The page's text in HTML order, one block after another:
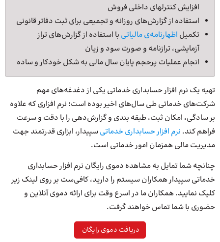
افزایش کنترلهای داخلی فروش
استفاده از گزارش‌های روزانه و تجمیعی برای ثبت دفاتر قانونی
تکمیل اظهارنامه‌ی مالیاتی با استفاده از گزارش‌های تراز
آزمایشی، ترازنامه و صورت سود و زیان
انجام عملیات پرحجم پایان سال مالی به ‌شکل خودکار و ساده
تهیه یک نرم‌ افزار حسابداری خدماتی یکی از دغدغه‌های مهم
شرکت‌های خدماتی طی سال‌های اخیر بوده است؛ نرم افزاری که علاوه
بر سادگی، امکان ثبت، طبقه بندی و گزارش‌دهی را با دقت و سرعت
فراهم‌ کند. نرم‌ افزار حسابداری خدماتیسپیدار، ابزاری قدرتمند جهت
مدیریت مالی همزمان امور خدماتی است.
چنانچه شما تمایل به مشاهده دموی رایگان نرم افزار حسابداری
خدماتی سپیدار همکاران سیستم را دارید، کافی‌ست بر روی لینک زیر
کلیک نمایید. همکاران ما در اسرع وقت برای ارائه دموی آنلاین و
حضوری با شما تماس خواهند گرفت.
دریافت دموی رایگان